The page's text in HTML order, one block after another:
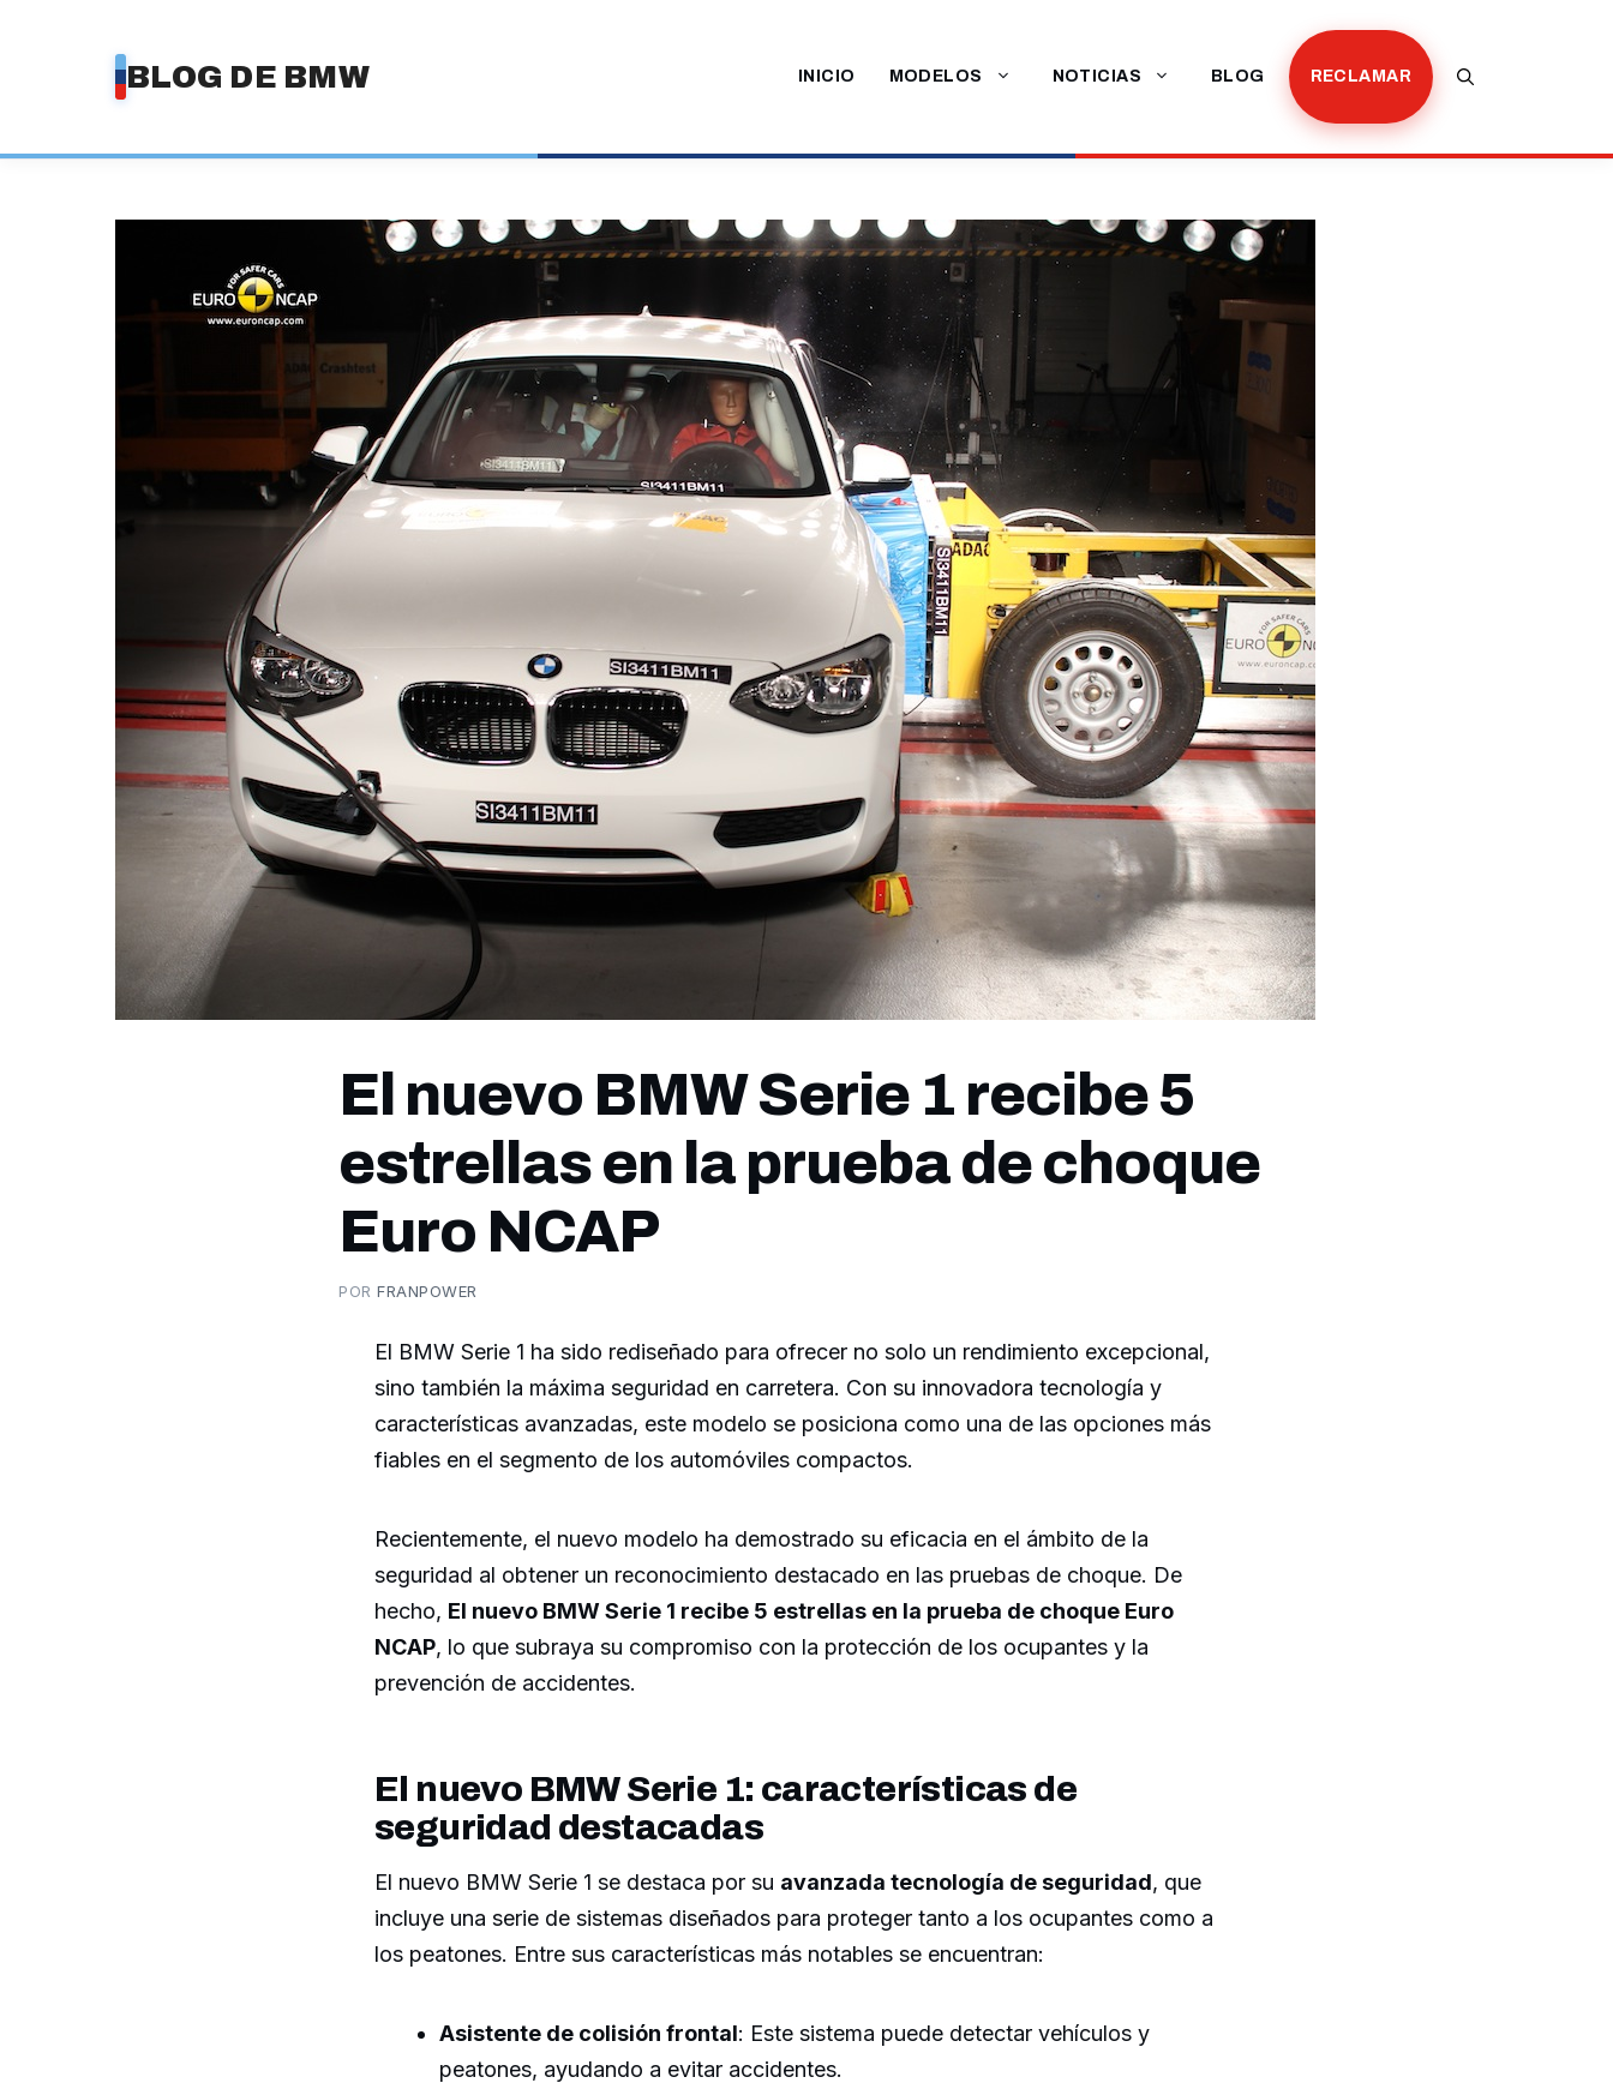
BLOG DE BMW INICIO MODELOS NOTICIAS BLOG RECLAMAR
El nuevo BMW Serie 1 recibe 5
estrellas en la prueba de choque
Euro NCAP
PORFRANPOWER
El BMW Serie 1 ha sido rediseñado para ofrecer no solo un rendimiento excepcional,
sino también la máxima seguridad en carretera. Con su innovadora tecnología y
características avanzadas, este modelo se posiciona como una de las opciones más
fiables en el segmento de los automóviles compactos.
Recientemente, el nuevo modelo ha demostrado su eficacia en el ámbito de la
seguridad al obtener un reconocimiento destacado en las pruebas de choque. De
hecho, El nuevo BMW Serie 1 recibe 5 estrellas en la prueba de choque Euro
NCAP, lo que subraya su compromiso con la protección de los ocupantes y la
prevención de accidentes.
El nuevo BMW Serie 1: características de
seguridad destacadas
El nuevo BMW Serie 1 se destaca por su avanzada tecnología de seguridad, que
incluye una serie de sistemas diseñados para proteger tanto a los ocupantes como a
los peatones. Entre sus características más notables se encuentran:
Asistente de colisión frontal: Este sistema puede detectar vehículos y
peatones, ayudando a evitar accidentes.